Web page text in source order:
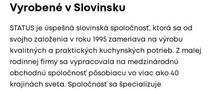
Vyrobené v Slovinsku
STATUS je úspešná slovinská spoločnosť, ktorá sa od
svojho založenia v roku 1995 zameriava na výrobu
kvalitných a praktických kuchynských potrieb. Z malej
rodinnej firmy sa vypracovala na medzinárodnú
obchodnú spoločnosť pôsobiacu vo viac ako 40
krajinách sveta. Spoločnosť sa špecializuje